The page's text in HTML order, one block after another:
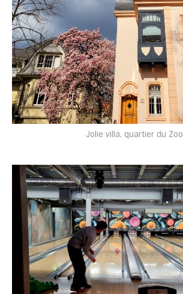
Jolie villa, quartier du Zoo